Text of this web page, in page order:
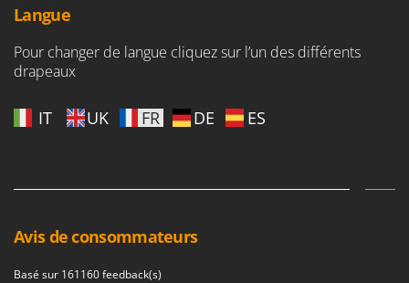
Langue
Pour changer de langue cliquez sur l’un des différents
drapeaux
IT UK FR DE ES
Avis de consommateurs
Basé sur 161160 feedback(s)